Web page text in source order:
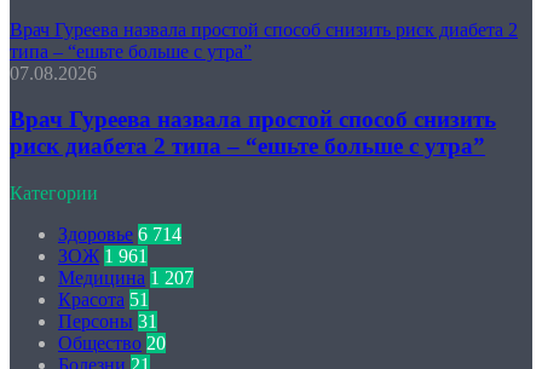
Врач Гуреева назвала простой способ снизить риск диабета 2
типа – “ешьте больше с утра”
07.08.2026
Врач Гуреева назвала простой способ снизить
риск диабета 2 типа – “ешьте больше с утра”
Категории
Здоровье 6 714
ЗОЖ 1 961
Медицина 1 207
Красота 51
Персоны 31
Общество 20